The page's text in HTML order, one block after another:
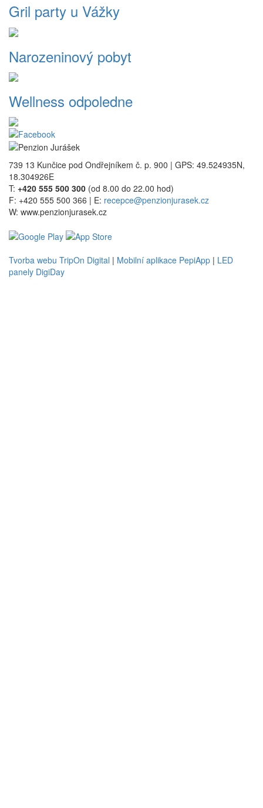
Gril party u Vážky
Narozeninový pobyt
Wellness odpoledne
739 13 Kunčice pod Ondřejníkem č. p. 900 | GPS: 49.524935N,
18.304926E
T: +420 555 500 300 (od 8.00 do 22.00 hod)
F: +420 555 500 366 | E: recepce@penzionjurasek.cz
W: www.penzionjurasek.cz
Tvorba webu TripOn Digital | Mobilní aplikace PepiApp | LED
panely DigiDay